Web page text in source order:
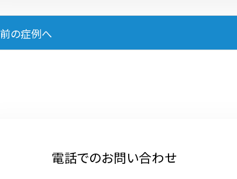
前の症例へ
電話でのお問い合わせ